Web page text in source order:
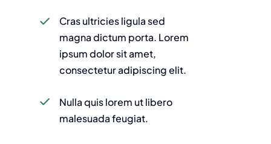
Cras ultricies ligula sed
magna dictum porta. Lorem
ipsum dolor sit amet,
consectetur adipiscing elit.
Nulla quis lorem ut libero
malesuada feugiat.